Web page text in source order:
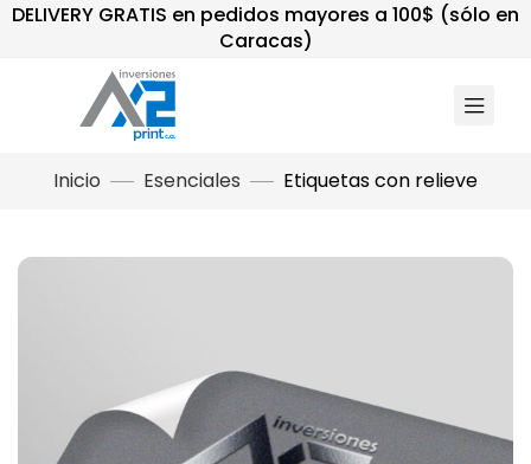
DELIVERY GRATIS en pedidos mayores a 100$ (sólo en
Caracas)
Inicio Esenciales Etiquetas con relieve